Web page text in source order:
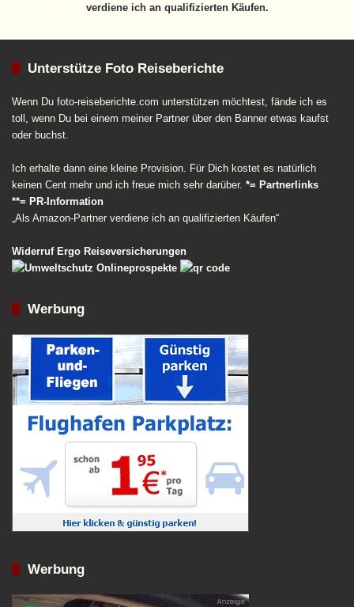
verdiene ich an qualifizierten Käufen.
Unterstütze Foto Reiseberichte
Wenn Du foto-reiseberichte.com unterstützen möchtest, fände ich es
toll, wenn Du bei einem meiner Partner über den Banner etwas kaufst
oder buchst.
Ich erhalte dann eine kleine Provision. Für Dich kostet es natürlich
keinen Cent mehr und ich freue mich sehr darüber. *= Partnerlinks
**= PR-Information
„Als Amazon-Partner verdiene ich an qualifizierten Käufen“
Widerruf Ergo Reiseversicherungen
Werbung
Werbung